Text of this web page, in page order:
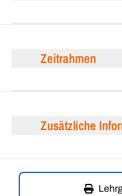
Zeitrahmen
Zusätzliche